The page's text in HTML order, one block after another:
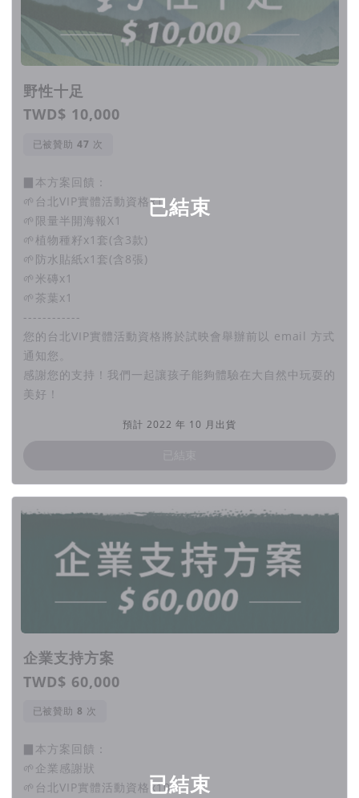
感謝大家的支持。
已結束
野性十足
TWD$ 10,000
已被贊助 次
▉本方案回饋：
🌱台北VIP實體活動資格x1
🌱限量半開海報X1
🌱植物種籽x1套(含3款)
🌱防水貼紙x1套(含8張)
🌱米磚x1
🌱茶葉x1
------------
您的台北VIP實體活動資格將於試映會舉辦前以 email 方式
通知您。
感謝您的支持！我們一起讓孩子能夠體驗在大自然中玩耍的
美好！
預計 2022 年 10 月出貨
已結束
企業支持方案
TWD$ 60,000
已被贊助 次
▉本方案回饋：
🌱企業感謝狀
🌱台北VIP實體活動資格x10